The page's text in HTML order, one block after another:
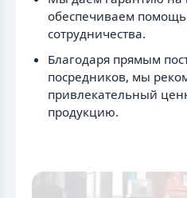
обеспечиваем
сотрудничества.
Благодаря прямым
посредников, мы
привлекательный
продукцию.